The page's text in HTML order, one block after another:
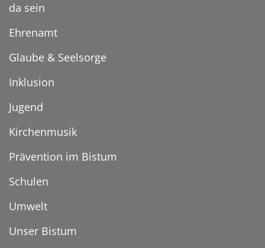
da sein
Ehrenamt
Glaube & Seelsorge
Inklusion
Jugend
Kirchenmusik
Prävention im Bistum
Schulen
Umwelt
Unser Bistum